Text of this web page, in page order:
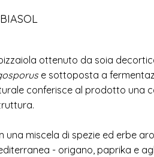
ottenuto da soia
e sottoposta a
conferisce al prodotto una
una miscela di spezie ed erbe
- origano, paprika e